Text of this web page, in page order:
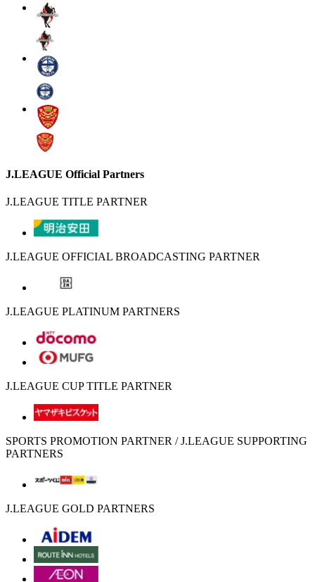
J.LEAGUE Official Partners
J.LEAGUE TITLE PARTNER
J.LEAGUE OFFICIAL BROADCASTING PARTNER
J.LEAGUE PLATINUM PARTNERS
J.LEAGUE CUP TITLE PARTNER
SPORTS PROMOTION PARTNER / J.LEAGUE SUPPORTING
PARTNERS
J.LEAGUE GOLD PARTNERS